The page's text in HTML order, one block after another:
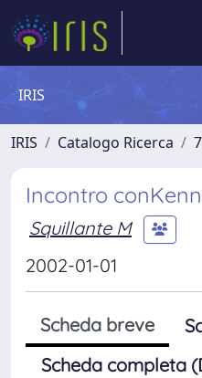
IRIS
IRIS Catalogo Ricerca
Incontro
Squillante M
2002-01-01
Scheda breve
Scheda completa